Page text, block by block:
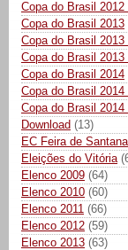
Copa do Brasil 2012
Copa do Brasil 2013
Copa do Brasil 2013
Copa do Brasil 2013
Copa do Brasil 2014
Copa do Brasil 2014
Copa do Brasil 2014
Download (13)
EC Feira de Santana
Eleições do Vitória
Elenco 2009 (64)
Elenco 2010 (60)
Elenco 2011 (66)
Elenco 2012 (59)
Elenco 2013 (63)